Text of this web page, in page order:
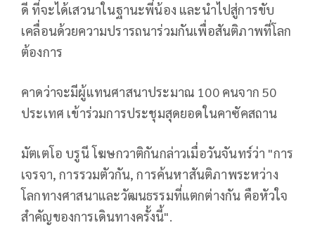
ดี ที่จะได้เสวนาในฐานะพี่น้อง และนำไปสู่การขับ
เคลื่อนด้วยความปรารถนาร่วมกันเพื่อสันติภาพที่โลก
ต้องการ
คาดว่าจะมีผู้แทนศาสนาประมาณ 100 คนจาก 50
ประเทศ เข้าร่วมการประชุมสุดยอดในคาซัคสถาน
มัตเตโอ บรูนี โฆษกวาติกันกล่าวเมื่อวันจันทร์ว่า "การ
เจรจา, การรวมตัวกัน, การค้นหาสันติภาพระหว่าง
โลกทางศาสนาและวัฒนธรรมที่แตกต่างกัน คือหัวใจ
สำคัญของการเดินทางครั้งนี้".